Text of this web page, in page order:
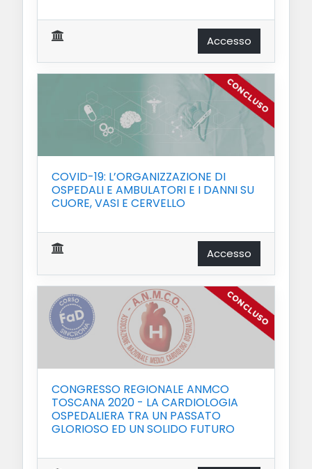
Accesso
COVID-19: L’ORGANIZZAZIONE DI
OSPEDALI E AMBULATORI E I DANNI SU
CUORE, VASI E CERVELLO
Accesso
CONGRESSO REGIONALE ANMCO
TOSCANA 2020 - LA CARDIOLOGIA
OSPEDALIERA TRA UN PASSATO
GLORIOSO ED UN SOLIDO FUTURO